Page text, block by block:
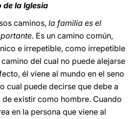
la Iglesia
caminos, la familia es el
Es un camino común,
e irrepetible, como irrepetible
del cual no puede alejarse
él viene al mundo en el seno
cual puede decirse que debe a
existir como hombre. Cuando
en la persona que viene al